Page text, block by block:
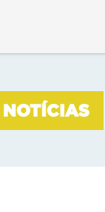
NOTÍCIAS
NOTÍCIAS